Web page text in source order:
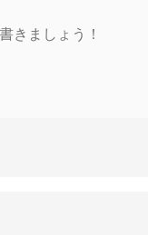
きましょう！